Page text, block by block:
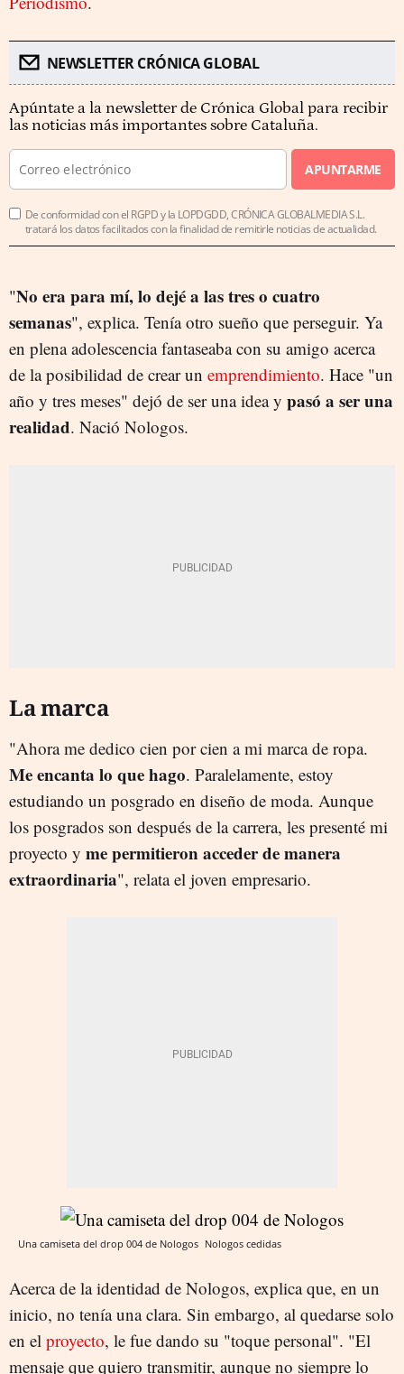
NEWSLETTER CRÓNICA GLOBAL
Apúntate a la newsletter de Crónica Global para recibir
las noticias más importantes sobre Cataluña.
APUNTARME
De conformidad con el RGPD y la LOPDGDD, CRÓNICA GLOBALMEDIA S.L.
tratará los datos facilitados con la finalidad de remitirle noticias de actualidad.
"No era para mí, lo dejé a las tres o cuatro
semanas", explica. Tenía otro sueño que perseguir. Ya
en plena adolescencia fantaseaba con su amigo acerca
de la posibilidad de crear un emprendimiento. Hace "un
año y tres meses" dejó de ser una idea y pasó a ser una
realidad. Nació Nologos.
La marca
"Ahora me dedico cien por cien a mi marca de ropa.
Me encanta lo que hago. Paralelamente, estoy
estudiando un posgrado en diseño de moda. Aunque
los posgrados son después de la carrera, les presenté mi
proyecto y me permitieron acceder de manera
extraordinaria", relata el joven empresario.
Una camiseta del drop 004 de Nologos Nologos cedidas
Acerca de la identidad de Nologos, explica que, en un
inicio, no tenía una clara. Sin embargo, al quedarse solo
en el proyecto, le fue dando su "toque personal". "El
mensaje que quiero transmitir, aunque no siempre lo